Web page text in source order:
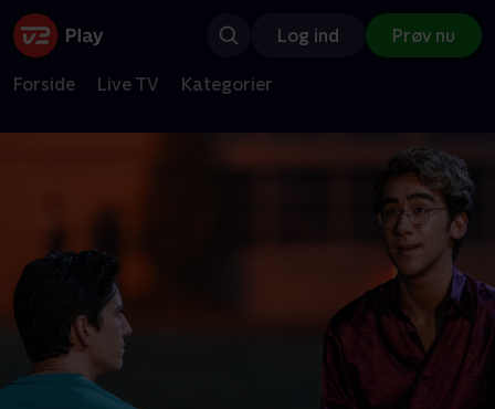
Log ind Prøv nu
Forside Live TV Kategorier